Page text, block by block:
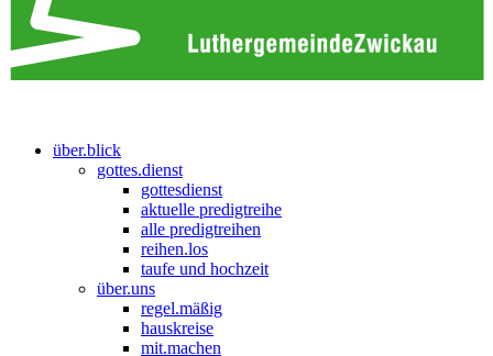
über.blick
gottes.dienst
gottesdienst
aktuelle predigtreihe
alle predigtreihen
reihen.los
taufe und hochzeit
über.uns
regel.mäßig
hauskreise
mit.machen